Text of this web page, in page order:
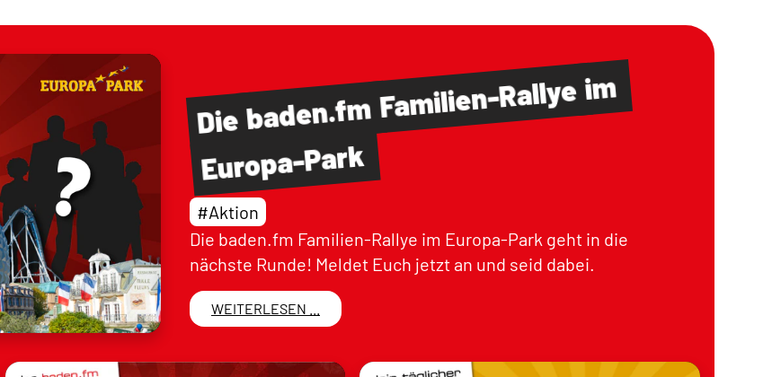
Die baden.fmFamilien-Rallyeim
Europa-Park
#Aktion
Die baden.fm Familien-Rallye im Europa-Park geht in die
nächste Runde! Meldet Euch jetzt an und seid dabei.
WEITERLESEN ...